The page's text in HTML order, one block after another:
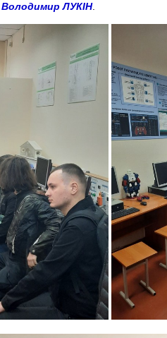
Володимир ЛУКІН.